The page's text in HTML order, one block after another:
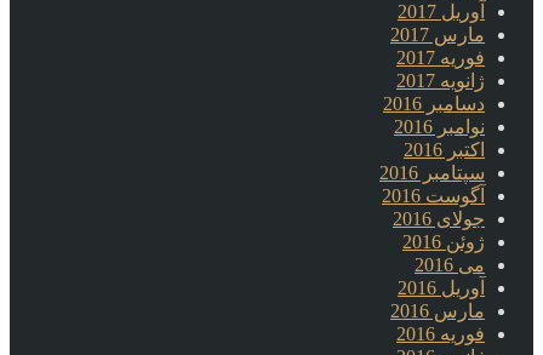
آوریل 2017
مارس 2017
فوریه 2017
ژانویه 2017
دسامبر 2016
نوامبر 2016
اکتبر 2016
سپتامبر 2016
آگوست 2016
جولای 2016
ژوئن 2016
می 2016
آوریل 2016
مارس 2016
فوریه 2016